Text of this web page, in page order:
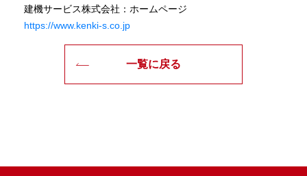
建機サービス株式会社：ホームページ
https://www.kenki-s.co.jp
一覧に戻る